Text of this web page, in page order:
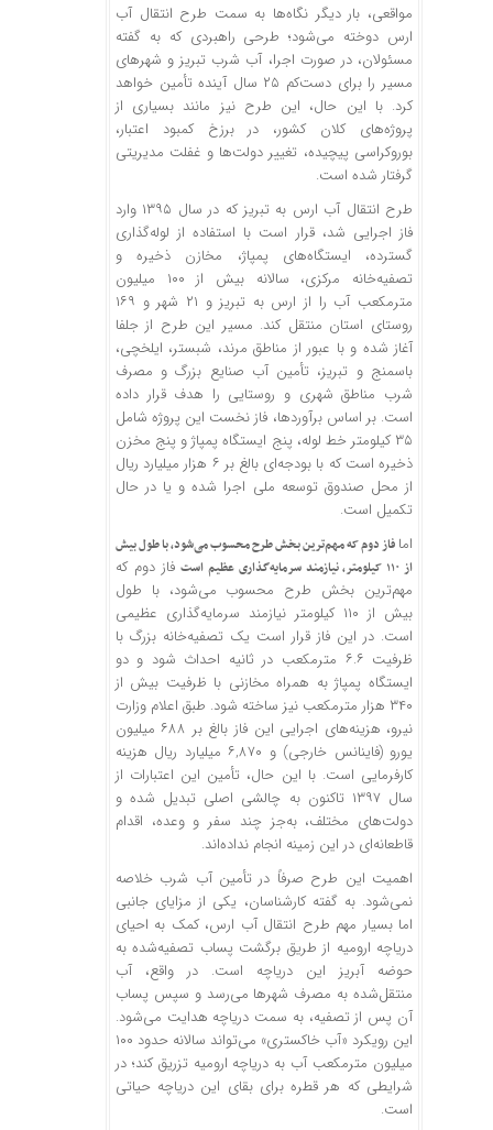
مواقعی، بار دیگر نگاه‌ها به سمت طرح انتقال آب
ارس دوخته می‌شود؛ طرحی راهبردی که به گفته
مسئولان، در صورت اجرا، آب شرب تبریز و شهرهای
مسیر را برای دست‌کم ۲۵ سال آینده تأمین خواهد
کرد. با این حال، این طرح نیز مانند بسیاری از
پروژه‌های کلان کشور، در برزخ کمبود اعتبار،
بوروکراسی پیچیده، تغییر دولت‌ها و غفلت مدیریتی
گرفتار شده است.
طرح انتقال آب ارس به تبریز که در سال ۱۳۹۵ وارد
فاز اجرایی شد، قرار است با استفاده از لوله‌گذاری
گسترده، ایستگاه‌های پمپاژ، مخازن ذخیره و
تصفیه‌خانه مرکزی، سالانه بیش از ۱۰۰ میلیون
مترمکعب آب را از ارس به تبریز و ۲۱ شهر و ۱۶۹
روستای استان منتقل کند. مسیر این طرح از جلفا
آغاز شده و با عبور از مناطق مرند، شبستر، ایلخچی،
باسمنج و تبریز، تأمین آب صنایع بزرگ و مصرف
شرب مناطق شهری و روستایی را هدف قرار داده
است. بر اساس برآوردها، فاز نخست این پروژه شامل
۳۵ کیلومتر خط لوله، پنج ایستگاه پمپاژ و پنج مخزن
ذخیره است که با بودجه‌ای بالغ بر ۶ هزار میلیارد ریال
از محل صندوق توسعه ملی اجرا شده و یا در حال
تکمیل است.
اما فاز دوم که مهم‌ترین بخش طرح محسوب می‌شود، با طول بیش
از ۱۱۰ کیلومتر، نیازمند سرمایه‌گذاری عظیم است
فاز دوم که
مهم‌ترین بخش طرح محسوب می‌شود، با طول
بیش از ۱۱۰ کیلومتر نیازمند سرمایه‌گذاری عظیمی
است. در این فاز قرار است یک تصفیه‌خانه بزرگ با
ظرفیت ۶.۶ مترمکعب در ثانیه احداث شود و دو
ایستگاه پمپاژ به همراه مخازنی با ظرفیت بیش از
۳۴۰ هزار مترمکعب نیز ساخته شود. طبق اعلام وزارت
نیرو، هزینه‌های اجرایی این فاز بالغ بر ۶۸۸ میلیون
یورو (فاینانس خارجی) و ۶,۸۷۰ میلیارد ریال هزینه
کارفرمایی است. با این حال، تأمین این اعتبارات از
سال ۱۳۹۷ تاکنون به چالشی اصلی تبدیل شده و
دولت‌های مختلف، به‌جز چند سفر و وعده، اقدام
قاطعانه‌ای در این زمینه انجام نداده‌اند.
اهمیت این طرح صرفاً در تأمین آب شرب خلاصه
نمی‌شود. به گفته کارشناسان، یکی از مزایای جانبی
اما بسیار مهم طرح انتقال آب ارس، کمک به احیای
دریاچه ارومیه از طریق برگشت پساب تصفیه‌شده به
حوضه آبریز این دریاچه است. در واقع، آب
منتقل‌شده به مصرف شهرها می‌رسد و سپس پساب
آن پس از تصفیه، به سمت دریاچه هدایت می‌شود.
این رویکرد «آب خاکستری» می‌تواند سالانه حدود ۱۰۰
میلیون مترمکعب آب به دریاچه ارومیه تزریق کند؛ در
شرایطی که هر قطره برای بقای این دریاچه حیاتی
است.